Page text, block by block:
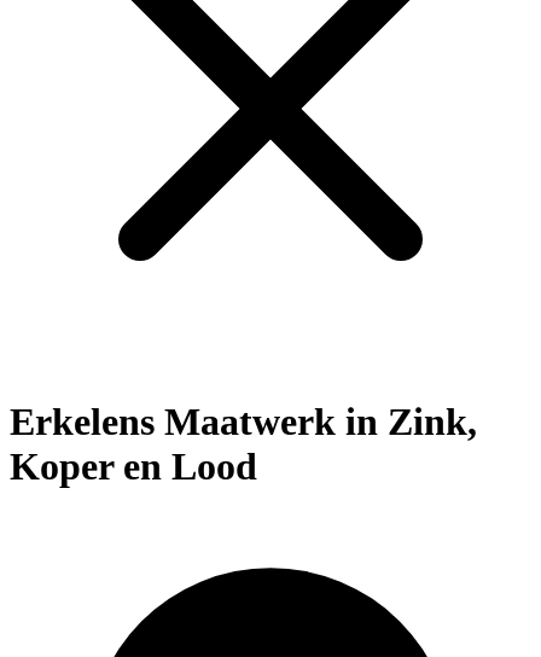
Erkelens Maatwerk in Zink,
Koper en Lood